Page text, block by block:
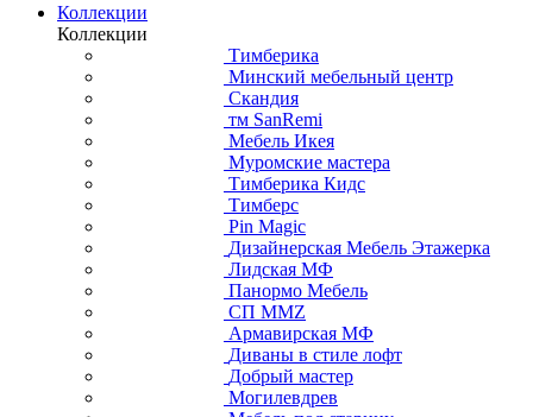
Коллекции
Коллекции
Тимберика
Минский мебельный центр
Скандия
тм SanRemi
Мебель Икея
Муромские мастера
Тимберика Кидс
Тимберс
Pin Magic
Дизайнерская Мебель Этажерка
Лидская МФ
Панормо Мебель
СП ММZ
Армавирская МФ
Диваны в стиле лофт
Добрый мастер
Могилевдрев